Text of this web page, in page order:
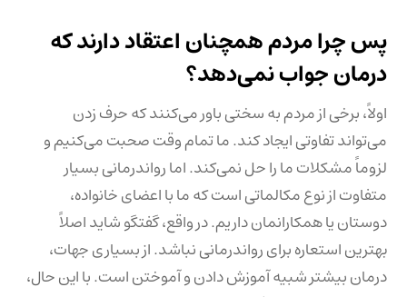
پس چرا مردم همچنان اعتقاد دارند که
درمان جواب نمی‌دهد؟
اولاً، برخی از مردم به سختی باور می‌کنند که حرف زدن
می‌تواند تفاوتی ایجاد کند. ما تمام وقت صحبت می‌کنیم و
لزوماً مشکلات ما را حل نمی‌کند. اما رواندرمانی بسیار
متفاوت از نوع مکالماتی است که ما با اعضای خانواده،
دوستان یا همکارانمان داریم. در واقع، گفتگو شاید اصلاً
بهترین استعاره برای رواندرمانی نباشد. از بسیاری جهات،
درمان بیشتر شبیه آموزش دادن و آموختن است. با این حال،